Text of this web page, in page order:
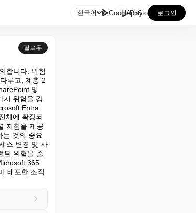
한국어 GooglePlay
AppStore 로그인
팔로우
합니다. 위험
루고, 계층 2
및
지 위험을 강
Entra
체에 확장되
지침을 제공
는 것의 중요
스 변경 및 사
된 위험을 줄
365
배포한 조직